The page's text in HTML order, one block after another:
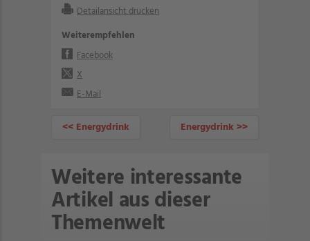
Detailansicht drucken
Weiterempfehlen
Facebook
X
E-Mail
<< Energydrink Energydrink >>
Weitere interessante
Artikel aus dieser
Themenwelt